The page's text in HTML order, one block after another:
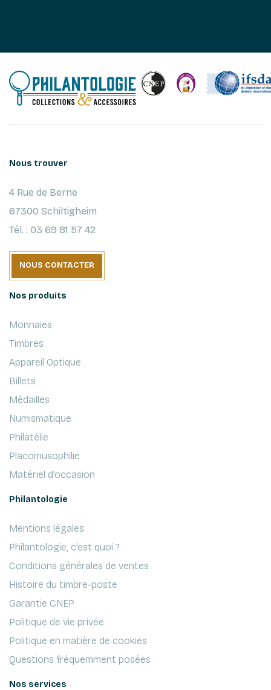
Nous trouver
4 Rue de Berne
67300 Schiltigheim
Tél. : 03 69 81 57 42
NOUS CONTACTER
Nos produits
Monnaies
Timbres
Appareil Optique
Billets
Médailles
Numismatique
Philatélie
Placomusophilie
Matériel d'occasion
Philantologie
Mentions légales
Philantologie, c'est quoi ?
Conditions générales de ventes
Histoire du timbre-poste
Garantie CNEP
Politique de vie privée
Politique en matière de cookies
Questions fréquemment posées
Nos services